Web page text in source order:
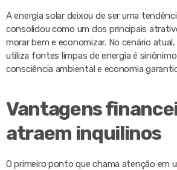
A energia solar deixou de ser uma
consolidou como um dos principais
morar bem e economizar. No cenário
utiliza fontes limpas de energia é
consciência ambiental e economia
Vantagens
atraem inquilinos
O primeiro ponto que chama atenção em